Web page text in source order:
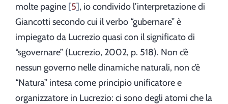
molte pagine 5 , io condivido l’interpretazione di
Giancotti secondo cui il verbo “gubernare” è
impiegato da Lucrezio quasi con il significato di
“sgovernare” (Lucrezio, 2002, p. 518). Non c’è
nessun governo nelle dinamiche naturali, non c’è
“Natura” intesa come principio unificatore e
organizzatore in Lucrezio: ci sono degli atomi che la